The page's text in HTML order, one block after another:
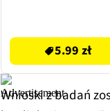
5.99 zł
Wnioski z badań